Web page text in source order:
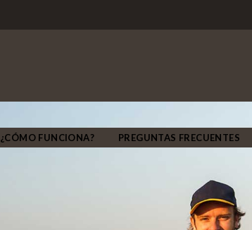
¿CÓMO FUNCIONA? PREGUNTAS FRECUENTES